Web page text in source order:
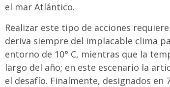
el mar Atlántico.
Realizar este tipo de acciones
deriva siempre del implacable clima
entorno de 10° C, mientras que la
largo del año; en este escenario la
el desafío. Finalmente, designados en